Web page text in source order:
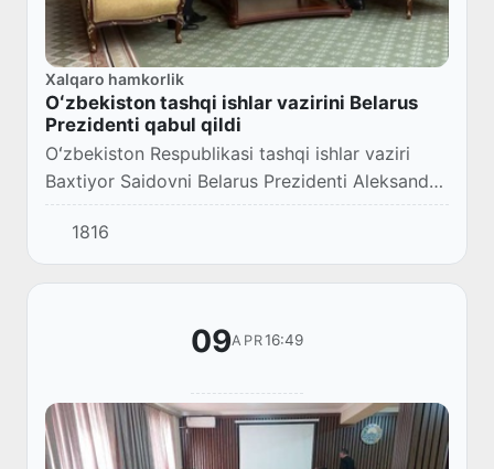
Xalqaro hamkorlik
Oʻzbekiston tashqi ishlar vazirini Belarus
Prezidenti qabul qildi
Oʻzbekiston Respublikasi tashqi ishlar vaziri
Baxtiyor Saidovni Belarus Prezidenti Aleksandr
Lukashenko qabul qildi.
1816
09APR16:49